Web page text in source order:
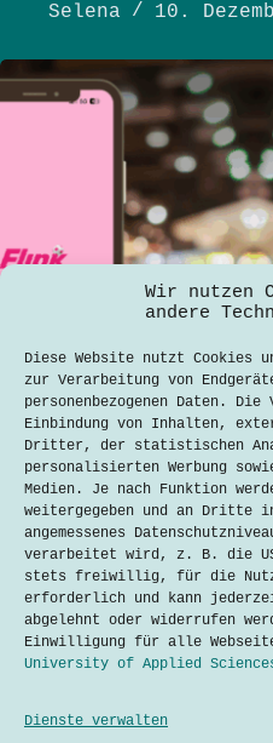
Wir nutzen
andere
Diese Website nutzt Cookies
zur Verarbeitung von
personenbezogenen Daten.
Einbindung von Inhalten,
Dritter, der statistischen
personalisierten Werbung
Medien. Je nach Funktion
weitergegeben und an Dritte
angemessenes
verarbeitet wird, z. B. die
stets freiwillig, für die
erforderlich und kann
abgelehnt oder widerrufen
Einwilligung für alle
University of Applied
Dienste verwalten
Selena
10.
Praktischer als der
Lieferdienste im
Aarpyz Raj K C